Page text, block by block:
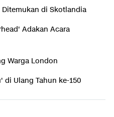
Ditemukan di Skotlandia
Adakan Acara
Warga London
Ulang Tahun ke-150